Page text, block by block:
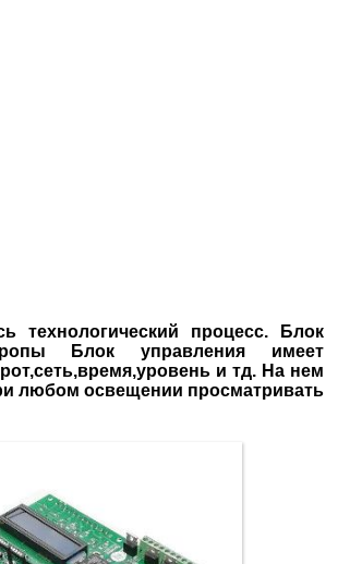
технологический процесс. Блок
Блок управления имеет
и тд. На нем
любом освещении просматривать